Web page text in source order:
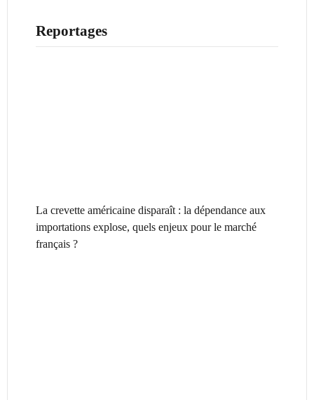
Reportages
La crevette américaine disparaît : la dépendance aux
importations explose, quels enjeux pour le marché
français ?